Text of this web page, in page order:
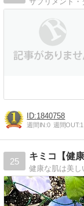
1840758
週間IN:0 週間OUT:1
25
キミコ【健